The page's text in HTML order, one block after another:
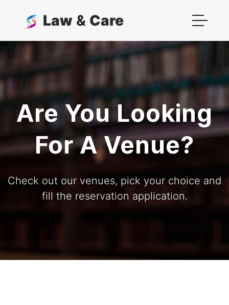
Law & Care
Are You Looking
For A Venue?
Check out our venues, pick your choice and
fill the reservation application.